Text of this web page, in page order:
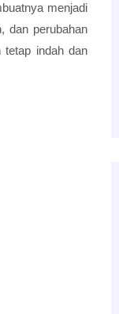
menjadi
dan perubahan
tetap indah dan